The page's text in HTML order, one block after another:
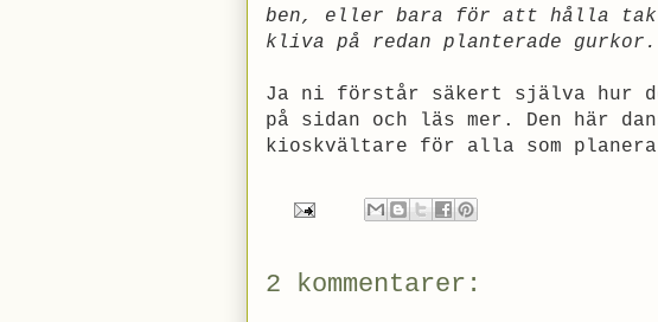
ben, eller bara för att hålla
kliva på redan planterade gurkor.
Ja ni förstår säkert själva hur
på sidan och läs mer. Den här
kioskvältare för alla som
2 kommentarer: